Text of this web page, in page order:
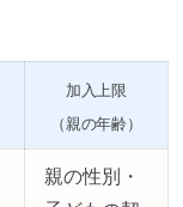
加入上限
（親の年齢）
親の性別・